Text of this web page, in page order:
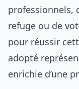
professionnels,
refuge ou de
pour réussir
adopté
enrichie d’une